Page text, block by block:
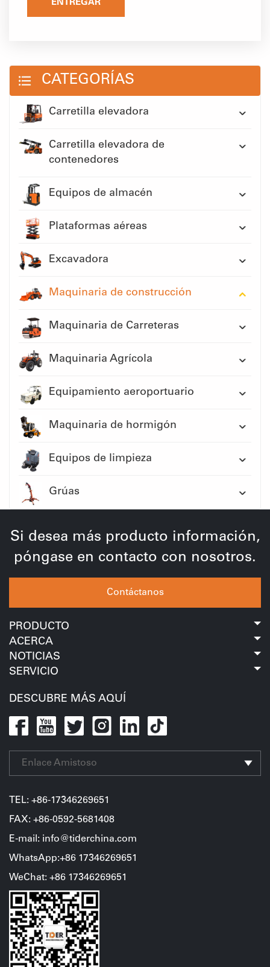
ENTREGAR
CATEGORÍAS
Carretilla elevadora
Carretilla elevadora de
contenedores
Equipos de almacén
Plataformas aéreas
Excavadora
Maquinaria de construcción
Maquinaria de Carreteras
Maquinaria Agrícola
Equipamiento aeroportuario
Maquinaria de hormigón
Equipos de limpieza
Grúas
Si desea más producto información,
póngase en contacto con nosotros.
Contáctanos
PRODUCTO
ACERCA
NOTICIAS
SERVICIO
DESCUBRE MÁS AQUÍ
Enlace Amistoso
TEL: +86-17346269651
FAX: +86-0592-5681408
E-mail: info@tiderchina.com
WhatsApp:+86 17346269651
WeChat: +86 17346269651